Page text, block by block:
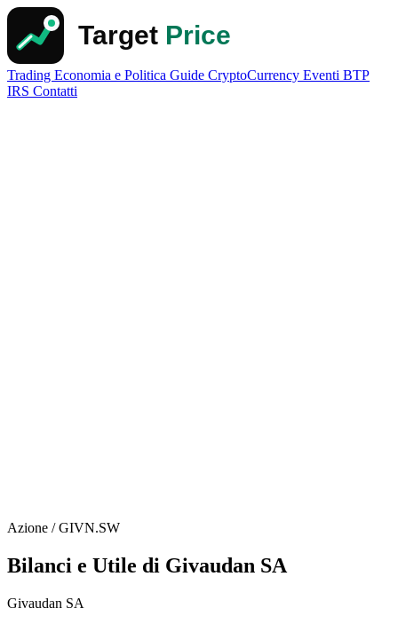
Trading Economia e Politica Guide CryptoCurrency Eventi BTP
IRS Contatti
Azione / GIVN.SW
Bilanci e Utile di Givaudan SA
Givaudan SA